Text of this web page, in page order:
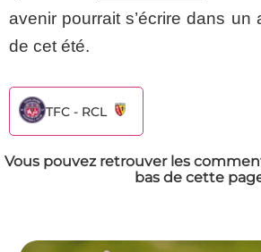
avenir pourrait s’écrire dans un
de cet été.
TFC - RCL
Vous pouvez retrouver les
bas de cette